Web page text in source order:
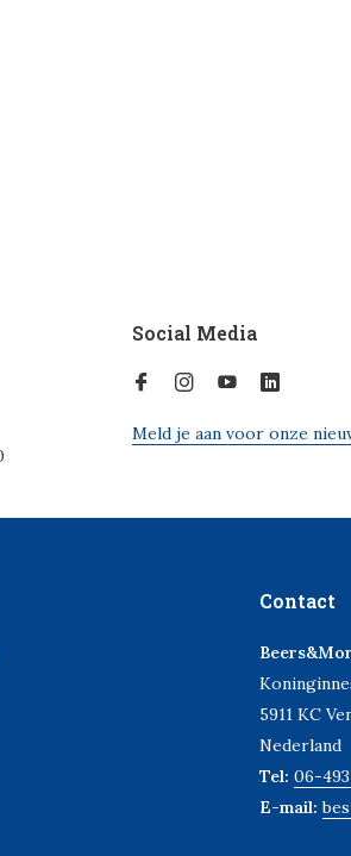
Social Media
Meld je aan voor onze
Contact
5911 KC
Nederland
Tel: 06-
E-mail: